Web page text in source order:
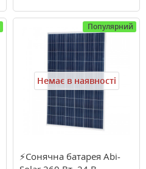
Популярний
Немає в наявності
⚡Сонячна батарея Abi-